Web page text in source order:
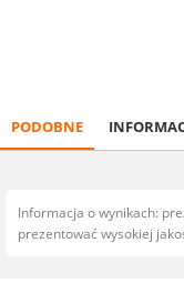
PODOBNE
Informacja o wynikach:
prezentować wysokiej